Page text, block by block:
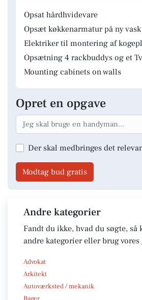
Opsat hårdhvidevare
Opsæt køkkenarmatur på ny
Elektriker til montering af
Opsætning 4 rackbuddys og et Tv
Mounting cabinets on walls
Opret en opgave
Der skal medbringes det
Modtag bud gratis
Andre kategorier
Fandt du ikke, hvad du søgte, så
andre kategorier eller brug vores
Advokat
Arkitekt
Autoværksted / mekanik
Bager